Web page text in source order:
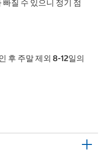
질 수 있으니 정기 점
후 주말 제외 8-12일의